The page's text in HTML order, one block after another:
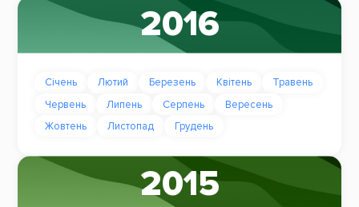
2016
Січень Лютий Березень Квітень
Травень
Червень
Липень Серпень
Вересень
Жовтень
Листопад Грудень
2015